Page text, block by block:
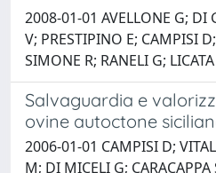
2008-01-01 AVELLONE G; DI
V; PRESTIPINO E; CAMPISI
SIMONE R; RANELI G;
Salvaguardia e
ovine autoctone
2006-01-01 CAMPISI D;
M; DI MICELI G; CARACAPPA